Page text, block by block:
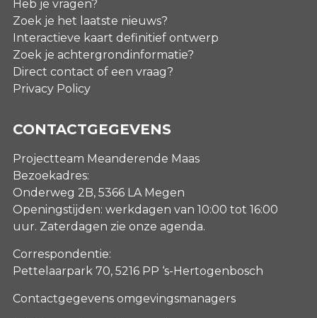
Heb je vragen?
Zoek je het laatste nieuws?
Interactieve kaart definitief ontwerp
Zoek je achtergrondinformatie?
Direct contact of een vraag?
Privacy Policy
CONTACTGEGEVENS
Projectteam Meanderende Maas
Bezoekadres:
Onderweg 2B, 5366 LA Megen
Openingstijden: werkdagen van 10:00 tot 16:00
uur. Zaterdagen zie onze agenda.
Correspondentie:
Pettelaarpark 70, 5216 PP ‘s-Hertogenbosch
Contactgegevens omgevingsmanagers